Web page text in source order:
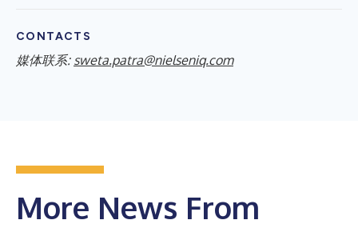
CONTACTS
媒体联系: sweta.patra@nielseniq.com
More News From